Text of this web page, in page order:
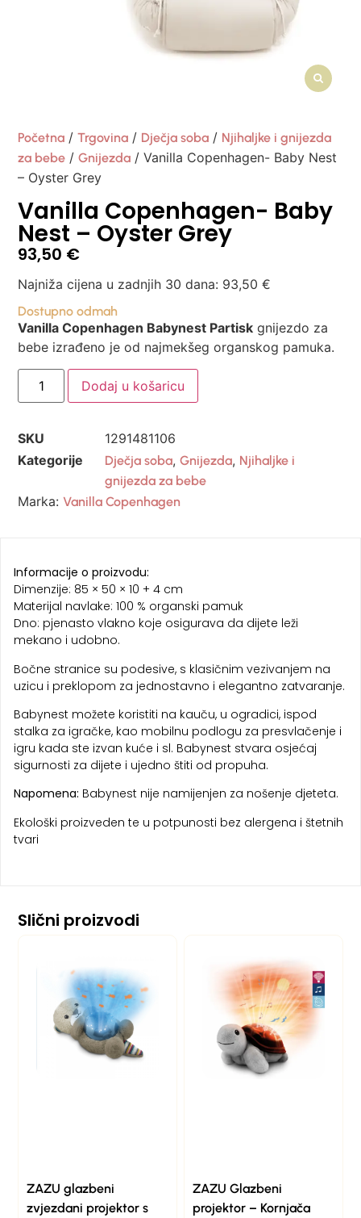
Početna /Trgovina / Dječja soba / Njihaljke i gnijezda
za bebe /Gnijezda / Vanilla Copenhagen- Baby Nest
– Oyster Grey
Vanilla Copenhagen- Baby
Nest – Oyster Grey
93,50 €
Najniža cijena u zadnjih 30 dana: 93,50€
Dostupno odmah
Vanilla Copenhagen Babynest Partisk gnijezdo za
bebe izrađeno je od najmekšeg organskog pamuka.
Dodaj u košaricu
SKU
1291481106
Kategorije
Dječja soba,Gnijezda, Njihaljke i
gnijezda za bebe
Marka:Vanilla Copenhagen
Informacije o proizvodu:
Dimenzije: 85 × 50 × 10 + 4 cm
Materijal navlake: 100 % organski pamuk
Dno: pjenasto vlakno koje osigurava da dijete leži
mekano i udobno.
Bočne stranice su podesive, s klasičnim vezivanjem na
uzicu i preklopom za jednostavno i elegantno zatvaranje.
Babynest možete koristiti na kauču, u ogradici, ispod
stalka za igračke, kao mobilnu podlogu za presvlačenje i
igru kada ste izvan kuće i sl. Babynest stvara osjećaj
sigurnosti za dijete i ujedno štiti od propuha.
Napomena: Babynest nije namijenjen za nošenje djeteta.
Ekološki proizveden te u potpunosti bez alergena i štetnih
tvari
Slični proizvodi
ZAZU glazbeni
zvjezdani projektor s
ZAZU Glazbeni
projektor – Kornjača